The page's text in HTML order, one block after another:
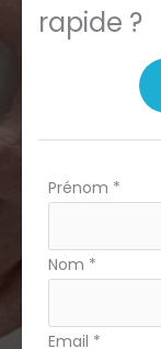
rapide ?
Formulaire
téléphone
Prénom *
Nom *
Email *